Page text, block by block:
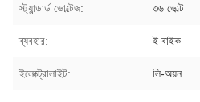
স্ট্যান্ডার্ড ভোল্টেজ: ৩৬ ভোল্ট
ব্যবহার: ই বাইক
ইলেক্ট্রোলাইট: লি-অয়ন